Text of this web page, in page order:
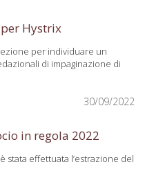
Hystrix
per individuare un
di impaginazione di
30/09/2022
in regola 2022
stata effettuata l’estrazione del